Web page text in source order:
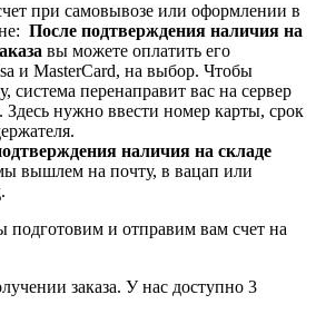
при самовывозе или оформлении в
После подтверждения наличия на
вы можете оплатить его
и MasterCard, на выбор. Чтобы
система перенаправит вас на сервер
нужно ввести номер карты, срок
наличия на складе
вышлем на почту, в вацап или
и отправим вам счет на
заказа. У нас доступно 3